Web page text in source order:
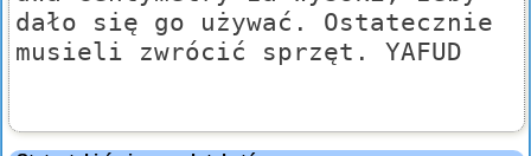
dało się go używać. Ostatecznie
musieli zwrócić sprzęt. YAFUD